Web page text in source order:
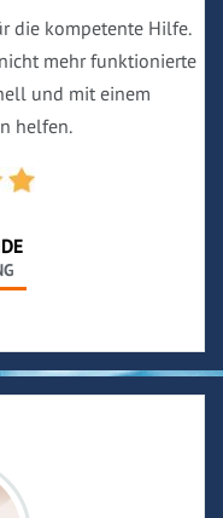
die kompetente Hilfe.
mehr funktionierte
und mit einem
helfen.